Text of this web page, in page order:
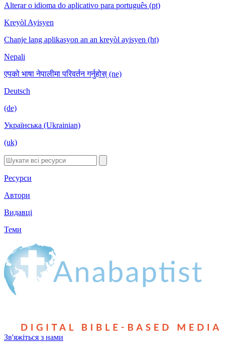
Alterar o idioma do aplicativo para português (pt)
Kreyòl Ayisyen
Chanje lang aplikasyon an an kreyòl ayisyen (ht)
Nepali
एपको भाषा नेपालीमा परिवर्तन गर्नुहोस् (ne)
Deutsch
(de)
Українська (Ukrainian)
(uk)
Ресурси
Автори
Видавці
Теми
Зв'яжіться з нами